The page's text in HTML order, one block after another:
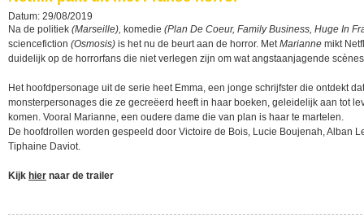
Datum: 29/08/2019
Na de politiek (Marseille), komedie (Plan De Coeur, Family Business, Huge In
sciencefiction (Osmosis) is het nu de beurt aan de horror. MetMarianne mikt
duidelijk op de horrorfans die niet verlegen zijn om wat angstaanjagende
Het hoofdpersonage uit de serie heet Emma, een jonge schrijfster die ontdekt
monsterpersonages die ze gecreëerd heeft in haar boeken, geleidelijk aan tot
komen. Vooral Marianne, een oudere dame die van plan is haar te martelen.
De hoofdrollen worden gespeeld door Victoire de Bois, Lucie Boujenah, Alban
Tiphaine Daviot.
Kijk hier naar de trailer